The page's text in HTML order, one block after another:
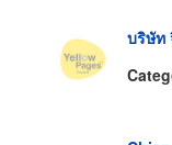
บริษัท